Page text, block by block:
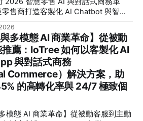
以及希望利用智慧影像提升效能的管
析 IoTree 如何透過尖端演算法與硬
複雜的工業、商業與智慧園區場景
檢測精準度，並實現 300% 的營運效
售商打造客製化 AI Chatbot 與智慧
# 【2026 全通路智慧零售 AI 與對
點到自動化收單：IoTree 如何以客製
薦引擎，助企業解鎖 35% 客單價增長
如何幫助零售業進行 AI 轉型？透過將
），企業能將破碎的流量
互動，實現從「主動搜尋」到「對話
多模態 AI 商業革命】從被動
薦：IoTree 如何以客製化 AI
與對話式商務
Commerce）解決方案，助
的高轉化率與 24/7 極致個
模態 AI 商業革命】從被動客服到主動